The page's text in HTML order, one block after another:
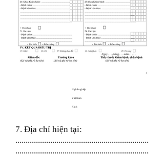
Nghề nghiệp
Việt Nam
Kinh
7. Địa chỉ hiện tại:
.................................................................
.................................................................